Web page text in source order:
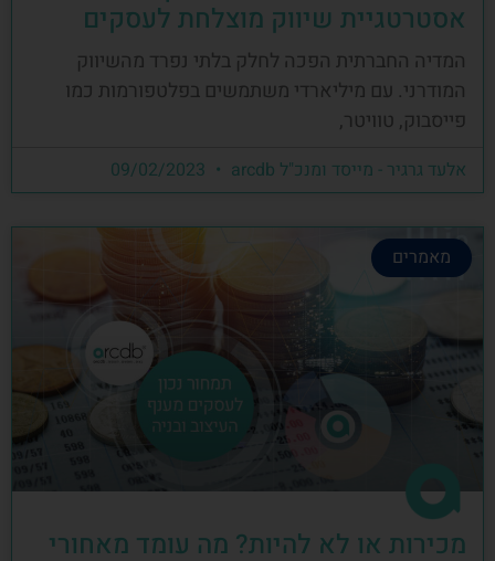
אסטרטגיית שיווק מוצלחת לעסקים
המדיה החברתית הפכה לחלק בלתי נפרד מהשיווק
המודרני. עם מיליארדי משתמשים בפלטפורמות כמו
פייסבוק, טוויטר,
אלעד גרגיר - מייסד ומנכ"ל arcdb
מאמרים
מכירות או לא להיות? מה עומד מאחורי